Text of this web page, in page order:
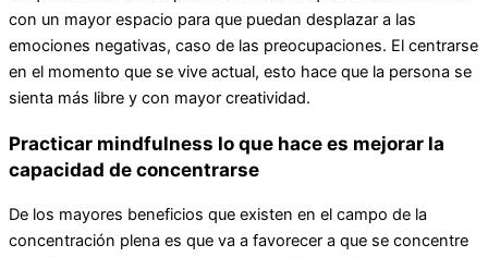
con un mayor espacio para que puedan desplazar a las
emociones negativas, caso de las preocupaciones. El centrarse
en el momento que se vive actual, esto hace que la persona se
sienta más libre y con mayor creatividad.
Practicar mindfulness lo que hace es mejorar la
capacidad de concentrarse
De los mayores beneficios que existen en el campo de la
concentración plena es que va a favorecer a que se concentre